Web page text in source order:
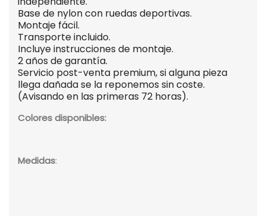
Base de nylon con ruedas deportivas.
Montaje fácil.
Transporte incluido.
Incluye instrucciones de montaje.
2 años de garantía.
Servicio post-venta premium, si alguna pieza
llega dañada se la reponemos sin coste.
(Avisando en las primeras 72 horas).
Colores disponibles:
Medidas: